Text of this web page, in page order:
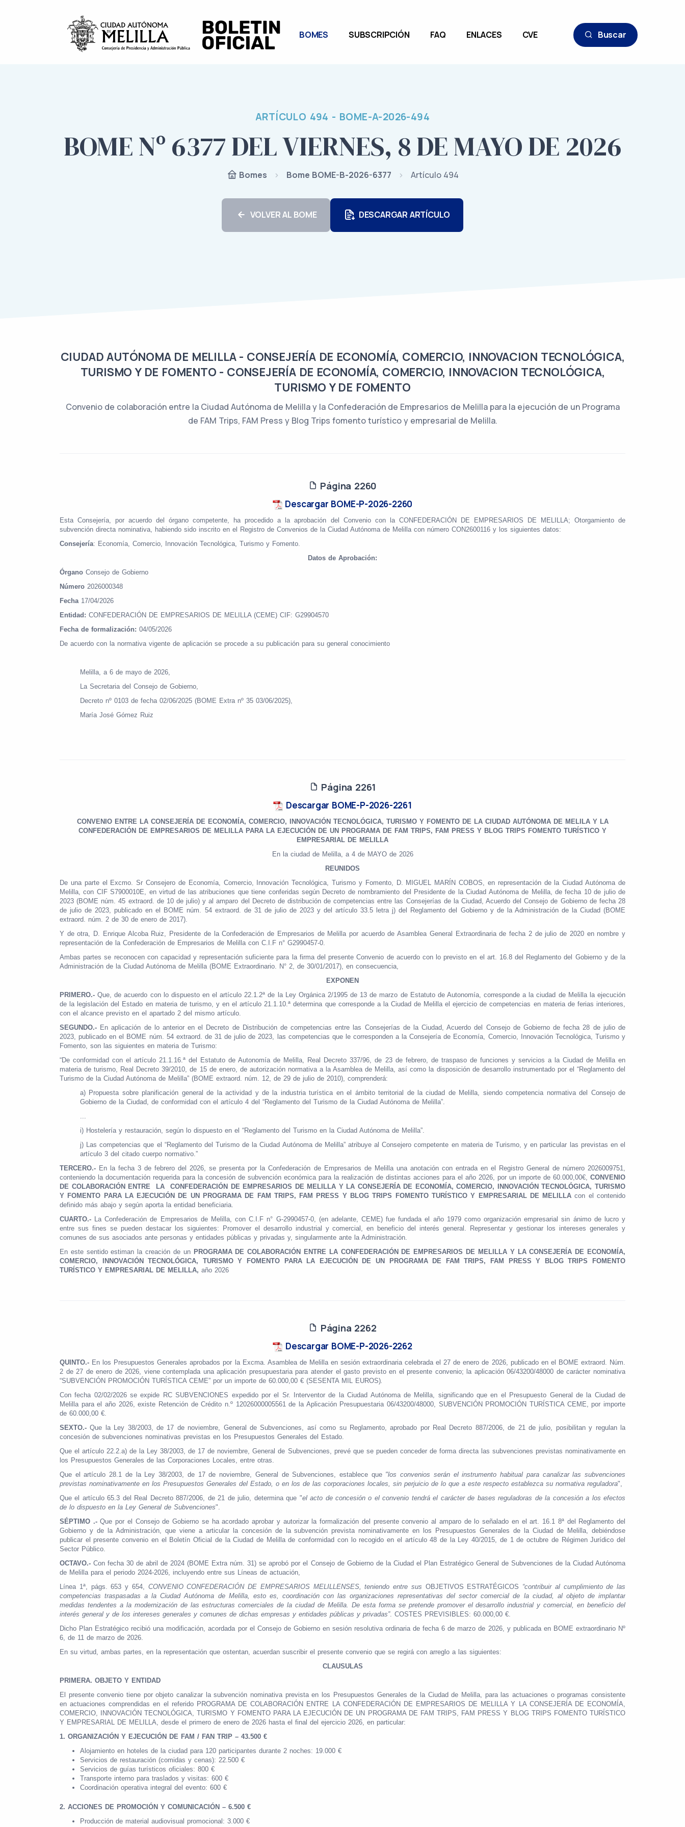
BOMES SUBSCRIPCIÓN FAQ ENLACES CVE Buscar
ARTÍCULO 494 - BOME-A-2026-494
BOME Nº 6377 DEL VIERNES, 8 DE MAYO DE 2026
Bomes Bome BOME-B-2026-6377 Artículo 494
VOLVER AL BOME DESCARGAR ARTÍCULO
CIUDAD AUTÓNOMA DE MELILLA - CONSEJERÍA DE ECONOMÍA, COMERCIO, INNOVACION TECNOLÓGICA,
TURISMO Y DE FOMENTO - CONSEJERÍA DE ECONOMÍA, COMERCIO, INNOVACION TECNOLÓGICA,
TURISMO Y DE FOMENTO
Convenio de colaboración entre la Ciudad Autónoma de Melilla y la Confederación de Empresarios de Melilla para la ejecución de un Programa
de FAM Trips, FAM Press y Blog Trips fomento turístico y empresarial de Melilla.
Página 2260
Descargar BOME-P-2026-2260
Esta Consejería, por acuerdo del órgano competente, ha procedido a la aprobación del Convenio con la CONFEDERACIÓN DE EMPRESARIOS DE MELILLA; Otorgamiento de
subvención directa nominativa, habiendo sido inscrito en el Registro de Convenios de la Ciudad Autónoma de Melilla con número CON2600116 y los siguientes datos:
Consejería: Economía, Comercio, Innovación Tecnológica, Turismo y Fomento.
Datos de Aprobación:
Órgano Consejo de Gobierno
Número 2026000348
Fecha 17/04/2026
Entidad: CONFEDERACIÓN DE EMPRESARIOS DE MELILLA (CEME) CIF: G29904570
Fecha de formalización: 04/05/2026
De acuerdo con la normativa vigente de aplicación se procede a su publicación para su general conocimiento
Melilla, a 6 de mayo de 2026,
La Secretaria del Consejo de Gobierno,
Decreto nº 0103 de fecha 02/06/2025 (BOME Extra nº 35 03/06/2025),
María José Gómez Ruiz
Página 2261
Descargar BOME-P-2026-2261
CONVENIO ENTRE LA CONSEJERÍA DE ECONOMÍA, COMERCIO, INNOVACIÓN TECNOLÓGICA, TURISMO Y FOMENTO DE LA CIUDAD AUTÓNOMA DE MELILA Y LA
CONFEDERACIÓN DE EMPRESARIOS DE MELILLA PARA LA EJECUCIÓN DE UN PROGRAMA DE FAM TRIPS, FAM PRESS Y BLOG TRIPS FOMENTO TURÍSTICO Y
EMPRESARIAL DE MELILLA
En la ciudad de Melilla, a 4 de MAYO de 2026
REUNIDOS
De una parte el Excmo. Sr Consejero de Economía, Comercio, Innovación Tecnológica, Turismo y Fomento, D. MIGUEL MARÍN COBOS, en representación de la Ciudad Autónoma de
Melilla, con CIF S7900010E, en virtud de las atribuciones que tiene conferidas según Decreto de nombramiento del Presidente de la Ciudad Autónoma de Melilla, de fecha 10 de julio de
2023 (BOME núm. 45 extraord. de 10 de julio) y al amparo del Decreto de distribución de competencias entre las Consejerías de la Ciudad, Acuerdo del Consejo de Gobierno de fecha 28
de julio de 2023, publicado en el BOME núm. 54 extraord. de 31 de julio de 2023 y del artículo 33.5 letra j) del Reglamento del Gobierno y de la Administración de la Ciudad (BOME
extraord. núm. 2 de 30 de enero de 2017).
Y de otra, D. Enrique Alcoba Ruiz, Presidente de la Confederación de Empresarios de Melilla por acuerdo de Asamblea General Extraordinaria de fecha 2 de julio de 2020 en nombre y
representación de la Confederación de Empresarios de Melilla con C.I.F n° G2990457-0.
Ambas partes se reconocen con capacidad y representación suficiente para la firma del presente Convenio de acuerdo con lo previsto en el art. 16.8 del Reglamento del Gobierno y de la
Administración de la Ciudad Autónoma de Melilla (BOME Extraordinario. N° 2, de 30/01/2017), en consecuencia,
EXPONEN
PRIMERO.-Que, de acuerdo con lo dispuesto en el artículo 22.1.2ª de la Ley Orgánica 2/1995 de 13 de marzo de Estatuto de Autonomía, corresponde a la ciudad de Melilla la ejecución
de la legislación del Estado en materia de turismo, y en el artículo 21.1.10.ª determina que corresponde a la Ciudad de Melilla el ejercicio de competencias en materia de ferias interiores,
con el alcance previsto en el apartado 2 del mismo artículo.
SEGUNDO.- En aplicación de lo anterior en el Decreto de Distribución de competencias entre las Consejerías de la Ciudad, Acuerdo del Consejo de Gobierno de fecha 28 de julio de
2023, publicado en el BOME núm. 54 extraord. de 31 de julio de 2023, las competencias que le corresponden a la Consejería de Economía, Comercio, Innovación Tecnológica, Turismo y
Fomento, son las siguientes en materia de Turismo:
“De conformidad con el artículo 21.1.16.ª del Estatuto de Autonomía de Melilla, Real Decreto 337/96, de 23 de febrero, de traspaso de funciones y servicios a la Ciudad de Melilla en
materia de turismo, Real Decreto 39/2010, de 15 de enero, de autorización normativa a la Asamblea de Melilla, así como la disposición de desarrollo instrumentado por el “Reglamento del
Turismo de la Ciudad Autónoma de Melilla” (BOME extraord. núm. 12, de 29 de julio de 2010), comprenderá:
a) Propuesta sobre planificación general de la actividad y de la industria turística en el ámbito territorial de la ciudad de Melilla, siendo competencia normativa del Consejo de
Gobierno de la Ciudad, de conformidad con el artículo 4 del “Reglamento del Turismo de la Ciudad Autónoma de Melilla”.
i) Hostelería y restauración, según lo dispuesto en el “Reglamento del Turismo en la Ciudad Autónoma de Melilla”.
j) Las competencias que el “Reglamento del Turismo de la Ciudad Autónoma de Melilla” atribuye al Consejero competente en materia de Turismo, y en particular las previstas en el
artículo 3 del citado cuerpo normativo.”
TERCERO.- En la fecha 3 de febrero del 2026, se presenta por la Confederación de Empresarios de Melilla una anotación con entrada en el Registro General de número 2026009751,
conteniendo la documentación requerida para la concesión de subvención económica para la realización de distintas acciones para el año 2026, por un importe de 60.000,00€, CONVENIO
DE COLABORACIÓN ENTRE LA CONFEDERACIÓN DE EMPRESARIOS DE MELILLA Y LA CONSEJERÍA DE ECONOMÍA, COMERCIO, INNOVACIÓN TECNOLÓGICA, TURISMO
Y FOMENTO PARA LA EJECUCIÓN DE UN PROGRAMA DE FAM TRIPS, FAM PRESS Y BLOG TRIPS FOMENTO TURÍSTICO Y EMPRESARIAL DE MELILLAcon el contenido
definido más abajo y según aporta la entidad beneficiaria.
CUARTO.- La Confederación de Empresarios de Melilla, con C.I.F n° G-2990457-0, (en adelante, CEME) fue fundada el año 1979 como organización empresarial sin ánimo de lucro y
entre sus fines se pueden destacar los siguientes: Promover el desarrollo industrial y comercial, en beneficio del interés general. Representar y gestionar los intereses generales y
comunes de sus asociados ante personas y entidades públicas y privadas y, singularmente ante la Administración.
En este sentido estiman la creación de un PROGRAMA DE COLABORACIÓN ENTRE LA CONFEDERACIÓN DE EMPRESARIOS DE MELILLA Y LA CONSEJERÍA DE ECONOMÍA,
COMERCIO, INNOVACIÓN TECNOLÓGICA, TURISMO Y FOMENTO PARA LA EJECUCIÓN DE UN PROGRAMA DE FAM TRIPS, FAM PRESS Y BLOG TRIPS FOMENTO
TURÍSTICO Y EMPRESARIAL DE MELILLA, año 2026
Página 2262
Descargar BOME-P-2026-2262
QUINTO.- En los Presupuestos Generales aprobados por la Excma. Asamblea de Melilla en sesión extraordinaria celebrada el 27 de enero de 2026, publicado en el BOME extraord. Núm.
2 de 27 de enero de 2026, viene contemplada una aplicación presupuestaria para atender el gasto previsto en el presente convenio; la aplicación 06/43200/48000 de carácter nominativa
“SUBVENCIÓN PROMOCIÓN TURÍSTICA CEME” por un importe de 60.000,00 € (SESENTA MIL EUROS)
Con fecha 02/02/2026 se expide RC SUBVENCIONES expedido por el Sr. Interventor de la Ciudad Autónoma de Melilla, significando que en el Presupuesto General de la Ciudad de
Melilla para el año 2026, existe Retención de Crédito n.º 12026000005561 de la Aplicación Presupuestaria 06/43200/48000, SUBVENCIÓN PROMOCIÓN TURÍSTICA CEME, por importe
de 60.000,00 €.
SEXTO.-Que la Ley 38/2003, de 17 de noviembre, General de Subvenciones, así como su Reglamento, aprobado por Real Decreto 887/2006, de 21 de julio, posibilitan y regulan la
concesión de subvenciones nominativas previstas en los Presupuestos Generales del Estado.
Que el artículo 22.2.a) de la Ley 38/2003, de 17 de noviembre, General de Subvenciones, prevé que se pueden conceder de forma directa las subvenciones previstas nominativamente en
los Presupuestos Generales de las Corporaciones Locales, entre otras.
Que el artículo 28.1 de la Ley 38/2003, de 17 de noviembre, General de Subvenciones, establece que "los convenios serán el instrumento habitual para canalizar las subvenciones
previstas nominativamente en los Presupuestos Generales del Estado, o en los de las corporaciones locales, sin perjuicio de lo que a este respecto establezca su normativa reguladora",
Que el artículo 65.3 del Real Decreto 887/2006, de 21 de julio, determina que "el acto de concesión o el convenio tendrá el carácter de bases reguladoras de la concesión a los efectos
de lo dispuesto en la Ley General de Subvenciones".
SÉPTIMO .-Que por el Consejo de Gobierno se ha acordado aprobar y autorizar la formalización del presente convenio al amparo de lo señalado en el art. 16.1 8ª del Reglamento del
Gobierno y de la Administración, que viene a articular la concesión de la subvención prevista nominativamente en los Presupuestos Generales de la Ciudad de Melilla, debiéndose
publicar el presente convenio en el Boletín Oficial de la Ciudad de Melilla de conformidad con lo recogido en el artículo 48 de la Ley 40/2015, de 1 de octubre de Régimen Jurídico del
Sector Público.
OCTAVO.-Con fecha 30 de abril de 2024 (BOME Extra núm. 31) se aprobó por el Consejo de Gobierno de la Ciudad el Plan Estratégico General de Subvenciones de la Ciudad Autónoma
de Melilla para el periodo 2024-2026, incluyendo entre sus Líneas de actuación,
Línea 1ª, págs. 653 y 654, CONVENIO CONFEDERACIÓN DE EMPRESARIOS MELILLENSES, teniendo entre sus OBJETIVOS ESTRATÉGICOS “contribuir al cumplimiento de las
competencias traspasadas a la Ciudad Autónoma de Melilla, esto es, coordinación con las organizaciones representativas del sector comercial de la ciudad, al objeto de implantar
medidas tendentes a la modernización de las estructuras comerciales de la ciudad de Melilla. De esta forma se pretende promover el desarrollo industrial y comercial, en beneficio del
interés general y de los intereses generales y comunes de dichas empresas y entidades públicas y privadas”. COSTES PREVISIBLES: 60.000,00 €.
Dicho Plan Estratégico recibió una modificación, acordada por el Consejo de Gobierno en sesión resolutiva ordinaria de fecha 6 de marzo de 2026, y publicada en BOME extraordinario Nº
6, de 11 de marzo de 2026.
En su virtud, ambas partes, en la representación que ostentan, acuerdan suscribir el presente convenio que se regirá con arreglo a las siguientes:
CLAUSULAS
PRIMERA. OBJETO Y ENTIDAD
El presente convenio tiene por objeto canalizar la subvención nominativa prevista en los Presupuestos Generales de la Ciudad de Melilla, para las actuaciones o programas consistente
en actuaciones comprendidas en el referido PROGRAMA DE COLABORACIÓN ENTRE LA CONFEDERACIÓN DE EMPRESARIOS DE MELILLA Y LA CONSEJERÍA DE ECONOMÍA,
COMERCIO, INNOVACIÓN TECNOLÓGICA, TURISMO Y FOMENTO PARA LA EJECUCIÓN DE UN PROGRAMA DE FAM TRIPS, FAM PRESS Y BLOG TRIPS FOMENTO TURÍSTICO
Y EMPRESARIAL DE MELILLA, desde el primero de enero de 2026 hasta el final del ejercicio 2026, en particular:
1. ORGANIZACIÓN Y EJECUCIÓN DE FAM / FAN TRIP – 43.500 €
Alojamiento en hoteles de la ciudad para 120 participantes durante 2 noches: 19.000 €
Servicios de restauración (comidas y cenas): 22.500 €
Servicios de guías turísticos oficiales: 800 €
Transporte interno para traslados y visitas: 600 €
Coordinación operativa integral del evento: 600 €
2. ACCIONES DE PROMOCIÓN Y COMUNICACIÓN – 6.500 €
Producción de material audiovisual promocional: 3.000 €